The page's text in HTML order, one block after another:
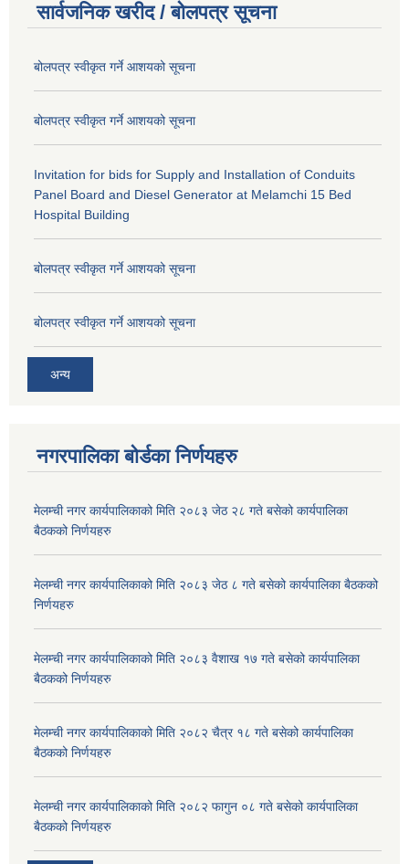
सार्वजनिक खरीद / बोलपत्र सूचना
बोलपत्र स्वीकृत गर्ने आशयको सूचना
बोलपत्र स्वीकृत गर्ने आशयको सूचना
Invitation for bids for Supply and Installation of Conduits
Panel Board and Diesel Generator at Melamchi 15 Bed
Hospital Building
बोलपत्र स्वीकृत गर्ने आशयको सूचना
बोलपत्र स्वीकृत गर्ने आशयको सूचना
अन्य
नगरपालिका बोर्डका निर्णयहरु
मेलम्ची नगर कार्यपालिकाको मिति २०८३ जेठ २८ गते बसेको कार्यपालिका
बैठकको निर्णयहरु
मेलम्ची नगर कार्यपालिकाको मिति २०८३ जेठ ८ गते बसेको कार्यपालिका बैठकको
निर्णयहरु
मेलम्ची नगर कार्यपालिकाको मिति २०८३ वैशाख १७ गते बसेको कार्यपालिका
बैठकको निर्णयहरु
मेलम्ची नगर कार्यपालिकाको मिति २०८२ चैत्र १८ गते बसेको कार्यपालिका
बैठकको निर्णयहरु
मेलम्ची नगर कार्यपालिकाको मिति २०८२ फागुन ०८ गते बसेको कार्यपालिका
बैठकको निर्णयहरु